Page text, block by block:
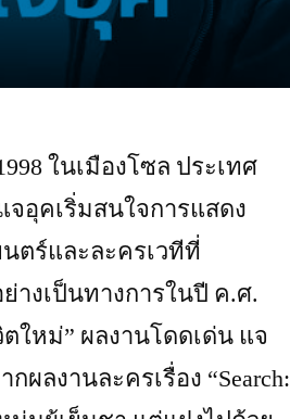
ในเมืองโซล ประเทศ
อุคเริ่มสนใจการแสดง
ตร์และละครเวทีที่
างเป็นทางการในปี ค.ศ.
ใหม่” ผลงานโดดเด่น แจ
ผลงานละครเรื่อง “Search: